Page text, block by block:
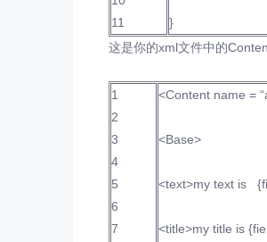
11
}
这是你的xml文件中的
1
2
3
4
5
6
7
<Content name =
<Base>
<text>my text is
<title>my title is